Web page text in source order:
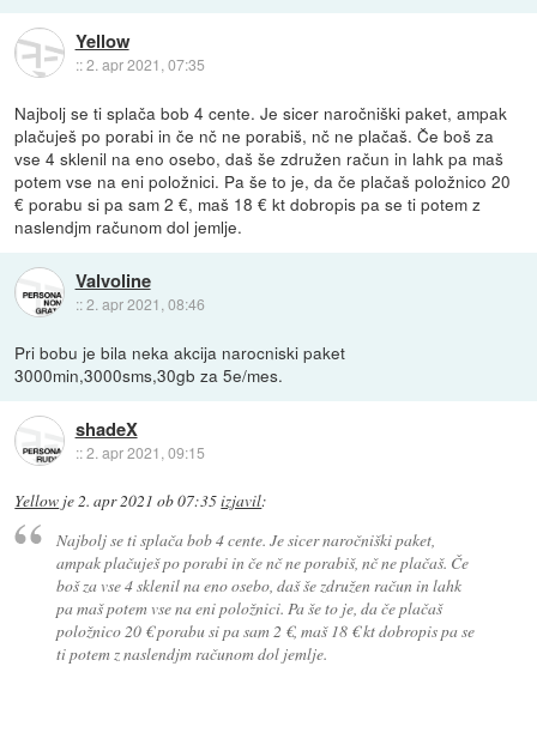
Yellow
::2. apr 2021, 07:35
Najbolj se ti splača bob 4 cente. Je sicer naročniški paket, ampak
plačuješ po porabi in če nč ne porabiš, nč ne plačaš. Če boš za
vse 4 sklenil na eno osebo, daš še združen račun in lahk pa maš
potem vse na eni položnici. Pa še to je, da če plačaš položnico 20
€ porabu si pa sam 2 €, maš 18 € kt dobropis pa se ti potem z
naslendjm računom dol jemlje.
Valvoline
::2. apr 2021, 08:46
Pri bobu je bila neka akcija narocniski paket
3000min,3000sms,30gb za 5e/mes.
shadeX
::2. apr 2021, 09:15
Yellow je2. apr 2021 ob 07:35izjavil:
Najbolj se ti splača bob 4 cente. Je sicer naročniški paket,
ampak plačuješ po porabi in če nč ne porabiš, nč ne plačaš. Če
boš za vse 4 sklenil na eno osebo, daš še združen račun in lahk
pa maš potem vse na eni položnici. Pa še to je, da če plačaš
položnico 20 € porabu si pa sam 2 €, maš 18 € kt dobropis pa se
ti potem z naslendjm računom dol jemlje.